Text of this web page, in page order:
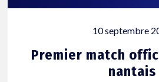
10 septembre
Premier match
nantais